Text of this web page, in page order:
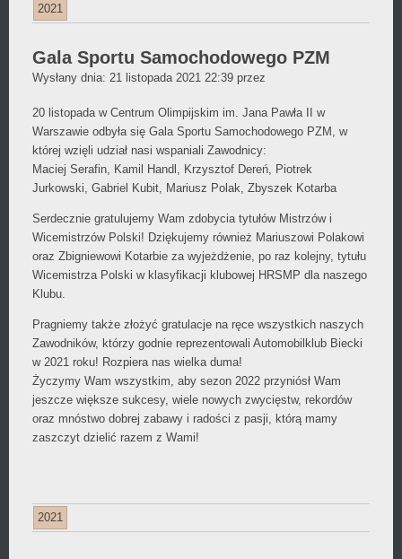
2021
Gala Sportu Samochodowego PZM
Wysłany dnia: 21 listopada 2021 22:39 przez
20 listopada w Centrum Olimpijskim im. Jana Pawła II w
Warszawie odbyła się Gala Sportu Samochodowego PZM, w
której wzięli udział nasi wspaniali Zawodnicy:
Maciej Serafin, Kamil Handl, Krzysztof Dereń, Piotrek
Jurkowski, Gabriel Kubit, Mariusz Polak, Zbyszek Kotarba
Serdecznie gratulujemy Wam zdobycia tytułów Mistrzów i
Wicemistrzów Polski! Dziękujemy również Mariuszowi Polakowi
oraz Zbigniewowi Kotarbie za wyjeżdżenie, po raz kolejny, tytułu
Wicemistrza Polski w klasyfikacji klubowej HRSMP dla naszego
Klubu.
Pragniemy także złożyć gratulacje na ręce wszystkich naszych
Zawodników, którzy godnie reprezentowali Automobilklub Biecki
w 2021 roku! Rozpiera nas wielka duma!
Życzymy Wam wszystkim, aby sezon 2022 przyniósł Wam
jeszcze większe sukcesy, wiele nowych zwycięstw, rekordów
oraz mnóstwo dobrej zabawy i radości z pasji, którą mamy
zaszczyt dzielić razem z Wami!
2021